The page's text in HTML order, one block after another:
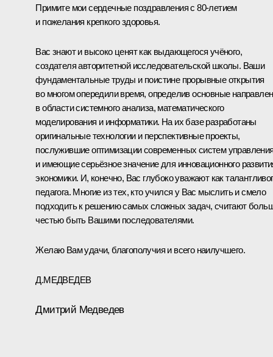
Примите мои сердечные поздравления с 80-летием
и пожелания крепкого здоровья.
Вас знают и высоко ценят как выдающегося учёного,
создателя авторитетной исследовательской школы. Ваши
фундаментальные труды и поистине прорывные открытия
во многом опередили время, определив основные
в области системного анализа, математического
моделирования и информатики. На их базе разработаны
оригинальные технологии и перспективные проекты,
послужившие оптимизации современных систем
и имеющие серьёзное значение для инновационного
экономики. И, конечно, Вас глубоко уважают как
педагога. Многие из тех, кто учился у Вас мыслить и смело
подходить к решению самых сложных задач, считают
честью быть Вашими последователями.
Желаю Вам удачи, благополучия и всего наилучшего.
Д.МЕДВЕДЕВ
Дмитрий Медведев